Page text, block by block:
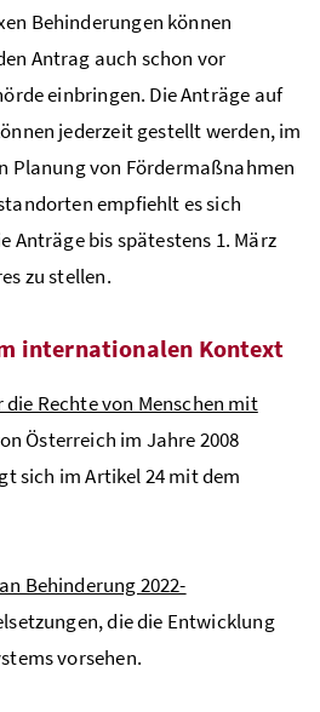
Behinderungen können
Antrag auch schon vor
einbringen. Die Anträge auf
jederzeit gestellt werden, im
Planung von Fördermaßnahmen
empfiehlt es sich
Anträge bis spätestens 1. März
zu stellen.
internationalen Kontext
Rechte von Menschen mit
Österreich im Jahre 2008
sich im Artikel 24 mit dem
Behinderung 2022-
die die Entwicklung
vorsehen.